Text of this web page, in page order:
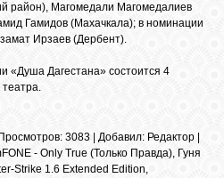
район), Магомедали Магомедалиев
Гамидов (Махачкала); в номинации
Ирзаев (Дербент).
«Душа Дагестана» состоится 4
театра.
Просмотров: 3083 | Добавил: Редактор
- Only True (Только Правда), Гуня
Strike 1.6 Extended Edition,